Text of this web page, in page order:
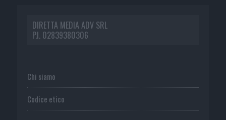
DIRETTA MEDIA ADV SRL
P.I. 02839380306
Chi siamo
Codice etico